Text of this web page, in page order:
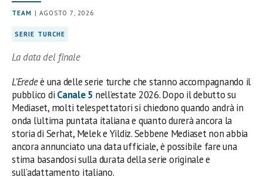
TEAM | AGOSTO 7, 2026
SERIE TURCHE
La data del finale
L’Eredeè una delle serie turche che stanno accompagnando il
pubblico di Canale 5 nell’estate 2026. Dopo il debutto su
Mediaset, molti telespettatori si chiedono quando andrà in
onda l’ultima puntata italiana e quanto durerà ancora la
storia di Serhat, Melek e Yildiz. Sebbene Mediaset non abbia
ancora annunciato una data ufficiale, è possibile fare una
stima basandosi sulla durata della serie originale e
sull’adattamento italiano.